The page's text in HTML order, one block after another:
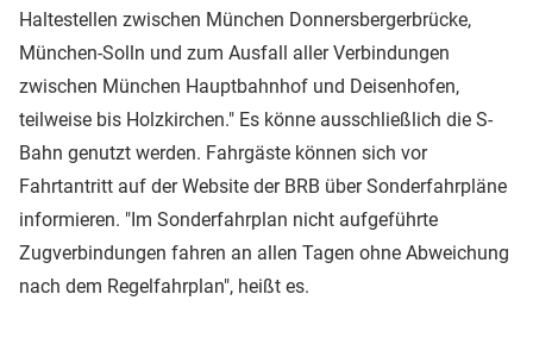
Haltestellen zwischen München Donnersbergerbrücke,
München-Solln und zum Ausfall aller Verbindungen
zwischen München Hauptbahnhof und Deisenhofen,
teilweise bis Holzkirchen." Es könne ausschließlich die S-
Bahn genutzt werden. Fahrgäste können sich vor
Fahrtantritt auf der Website der BRB über Sonderfahrpläne
informieren. "Im Sonderfahrplan nicht aufgeführte
Zugverbindungen fahren an allen Tagen ohne Abweichung
nach dem Regelfahrplan", heißt es.